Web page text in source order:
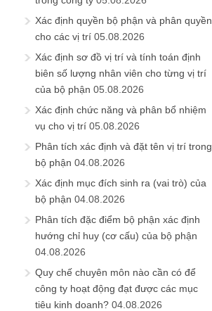
Xác định quyền bộ phận và phân quyền
cho các vị trí 05.08.2026
Xác định sơ đồ vị trí và tính toán định
biên số lượng nhân viên cho từng vị trí
của bộ phận 05.08.2026
Xác định chức năng và phân bổ nhiệm
vụ cho vị trí 05.08.2026
Phân tích xác định và đặt tên vị trí trong
bộ phận 04.08.2026
Xác định mục đích sinh ra (vai trò) của
bộ phận 04.08.2026
Phân tích đặc điểm bộ phận xác định
hướng chỉ huy (cơ cấu) của bộ phận
04.08.2026
Quy chế chuyên môn nào cần có để
công ty hoạt động đạt được các mục
tiêu kinh doanh? 04.08.2026